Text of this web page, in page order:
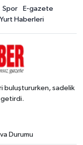
Spor
E-gazete
Yurt Haberleri
buluştururken, sadelik
getirdi.
Durumu